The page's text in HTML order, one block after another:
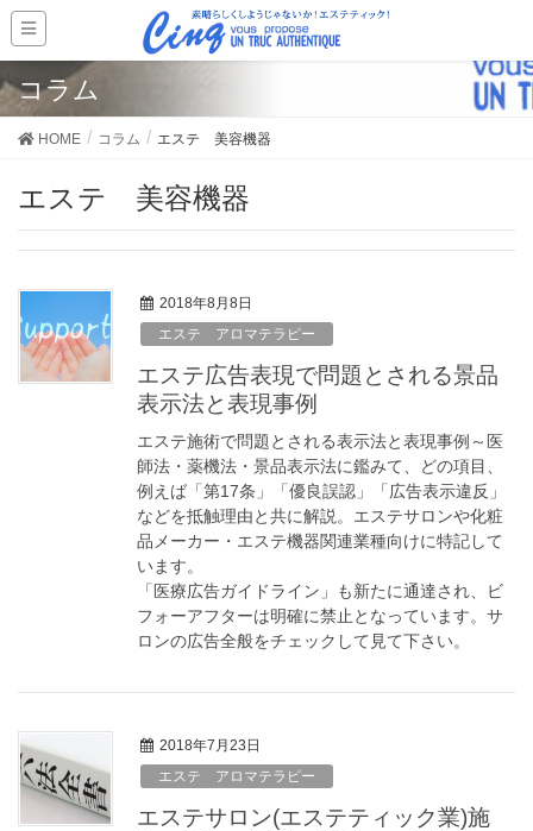
コラム
HOME コラム エステ 美容機器
エステ 美容機器
2018年8月8日
エステ アロマテラピー
エステ広告表現で問題とされる景品
表示法と表現事例
エステ施術で問題とされる表示法と表現事例～医
師法・薬機法・景品表示法に鑑みて、どの項目、
例えば「第17条」「優良誤認」「広告表示違反」
などを抵触理由と共に解説。エステサロンや化粧
品メーカー・エステ機器関連業種向けに特記して
います。
「医療広告ガイドライン」も新たに通達され、ビ
フォーアフターは明確に禁止となっています。サ
ロンの広告全般をチェックして見て下さい。
2018年7月23日
エステ アロマテラピー
エステサロン(エステティック業)施